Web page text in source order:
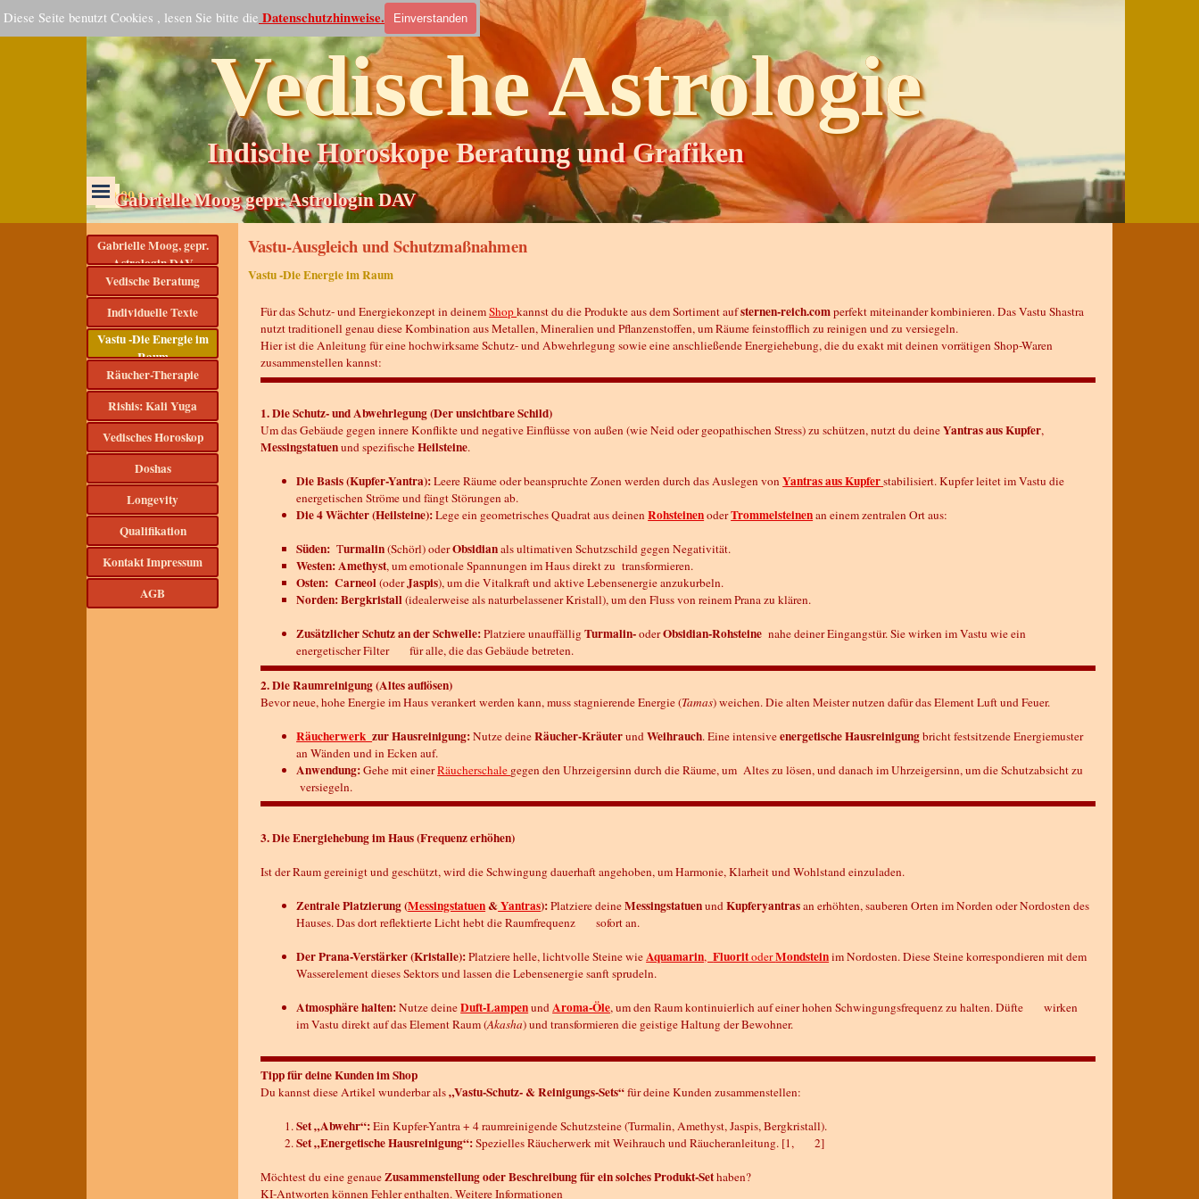
Diese Seite benutzt Cookies , lesen Sie bitte die Datenschutzhinweise. Einverstanden
Vedische Astrologie
Indische Horoskope Beratung und Grafiken
Menü überspringen
Menü überspringen
0.00 €
Gabrielle Moog gepr. Astrologin DAV
Menü überspringen
Gabrielle Moog, gepr.
Astrologin DAV
Vedische Beratung
Individuelle Texte
Vastu -Die Energie im
Raum
▼
Räucher-Therapie
▼
Rishis: Kali Yuga
Vedisches Horoskop
▼
Doshas
Longevity
Qualifikation
Kontakt Impressum
AGB
Vastu-Ausgleich und Schutzmaßnahmen
Vastu -Die Energie im Raum
Für das Schutz- und Energiekonzept in deinemShopkannst du die Produkte aus dem Sortiment aufsternen-reich.comperfekt miteinander kombinieren. Das Vastu Shastra
nutzt traditionell genau diese Kombination aus Metallen, Mineralien und Pflanzenstoffen, um Räume feinstofflich zu reinigen und zu versiegeln.
Hier ist die Anleitung für eine hochwirksame Schutz- und Abwehrlegung sowie eine anschließende Energiehebung, die du exakt mit deinen vorrätigen Shop-Waren
zusammenstellen kannst:
1. Die Schutz- und Abwehrlegung (Der unsichtbare Schild)
Um das Gebäude gegen innere Konflikte und negative Einflüsse von außen (wie Neid oder geopathischen Stress) zu schützen, nutzt du deineYantras aus Kupfer,
Messingstatuenund spezifischeHeilsteine.
Die Basis (Kupfer-Yantra):Leere Räume oder beanspruchte Zonen werden durch das Auslegen vonYantras aus Kupferstabilisiert. Kupfer leitet im Vastu die
energetischen Ströme und fängt Störungen ab.
Die 4 Wächter (Heilsteine):Lege ein geometrisches Quadrat aus deinenRohsteinenoderTrommelsteinenan einem zentralen Ort aus:
Süden: Turmalin(Schörl) oderObsidianals ultimativen Schutzschild gegen Negativität.
Westen:Amethyst, um emotionale Spannungen im Haus direkt zu transformieren.
Osten: Carneol(oderJaspis), um die Vitalkraft und aktive Lebensenergie anzukurbeln.
Norden:Bergkristall(idealerweise als naturbelassener Kristall), um den Fluss von reinem Prana zu klären.
Zusätzlicher Schutz an der Schwelle:Platziere unauffälligTurmalin-oderObsidian-Rohsteine nahe deiner Eingangstür. Sie wirken im Vastu wie ein
energetischer Filter für alle, die das Gebäude betreten.
2. Die Raumreinigung (Altes auflösen)
Bevor neue, hohe Energie im Haus verankert werden kann, muss stagnierende Energie (Tamas) weichen. Die alten Meister nutzen dafür das Element Luft und Feuer.
Räucherwerkzur Hausreinigung:Nutze deineRäucher-KräuterundWeihrauch. Eine intensiveenergetische Hausreinigungbricht festsitzende Energiemuster
an Wänden und in Ecken auf.
Anwendung:Gehe mit einerRäucherschale gegen den Uhrzeigersinn durch die Räume, um Altes zu lösen, und danach im Uhrzeigersinn, um die Schutzabsicht zu
versiegeln.
3. Die Energiehebung im Haus (Frequenz erhöhen)
Ist der Raum gereinigt und geschützt, wird die Schwingung dauerhaft angehoben, um Harmonie, Klarheit und Wohlstand einzuladen.
Zentrale Platzierung (Messingstatuen&Yantras):Platziere deineMessingstatuenundKupferyantrasan erhöhten, sauberen Orten im Norden oder Nordosten des
Hauses. Das dort reflektierte Licht hebt die Raumfrequenz sofort an.
Der Prana-Verstärker (Kristalle):Platziere helle, lichtvolle Steine wieAquamarin,FluoritoderMondsteinim Nordosten. Diese Steine korrespondieren mit dem
Wasserelement dieses Sektors und lassen die Lebensenergie sanft sprudeln.
Atmosphäre halten:Nutze deineDuft-LampenundAroma-Öle, um den Raum kontinuierlich auf einer hohen Schwingungsfrequenz zu halten. Düfte wirken
im Vastu direkt auf das Element Raum (Akasha) und transformieren die geistige Haltung der Bewohner.
Tipp für deine Kunden im Shop
Du kannst diese Artikel wunderbar als„Vastu-Schutz- & Reinigungs-Sets“für deine Kunden zusammenstellen:
Set „Abwehr“:Ein Kupfer-Yantra + 4 raumreinigende Schutzsteine (Turmalin, Amethyst, Jaspis, Bergkristall).
Set „Energetische Hausreinigung“:Spezielles Räucherwerk mit Weihrauch und Räucheranleitung. [1, 2]
Möchtest du eine genaueZusammenstellung oder Beschreibung für ein solches Produkt-Sethaben?
KI-Antworten können Fehler enthalten. Weitere Informationen